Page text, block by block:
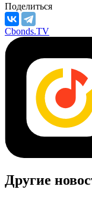
Поделиться
Cbonds.TV
Другие